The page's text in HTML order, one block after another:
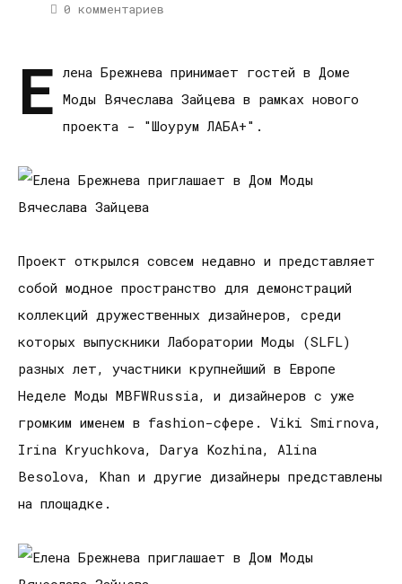
0 комментариев
Е лена Брежнева принимает гостей в Доме
Моды Вячеслава Зайцева в рамках нового
проекта - "Шоурум ЛАБА+".
Проект открылся совсем недавно и представляет
собой модное пространство для демонстраций
коллекций дружественных дизайнеров, среди
которых выпускники Лаборатории Моды (SLFL)
разных лет, участники крупнейший в Европе
Неделе Моды MBFWRussia, и дизайнеров с уже
громким именем в fashion-сфере. Viki Smirnova,
Irina Kryuchkova, Darya Kozhina, Alina
Besolova, Khan и другие дизайнеры представлены
на площадке.